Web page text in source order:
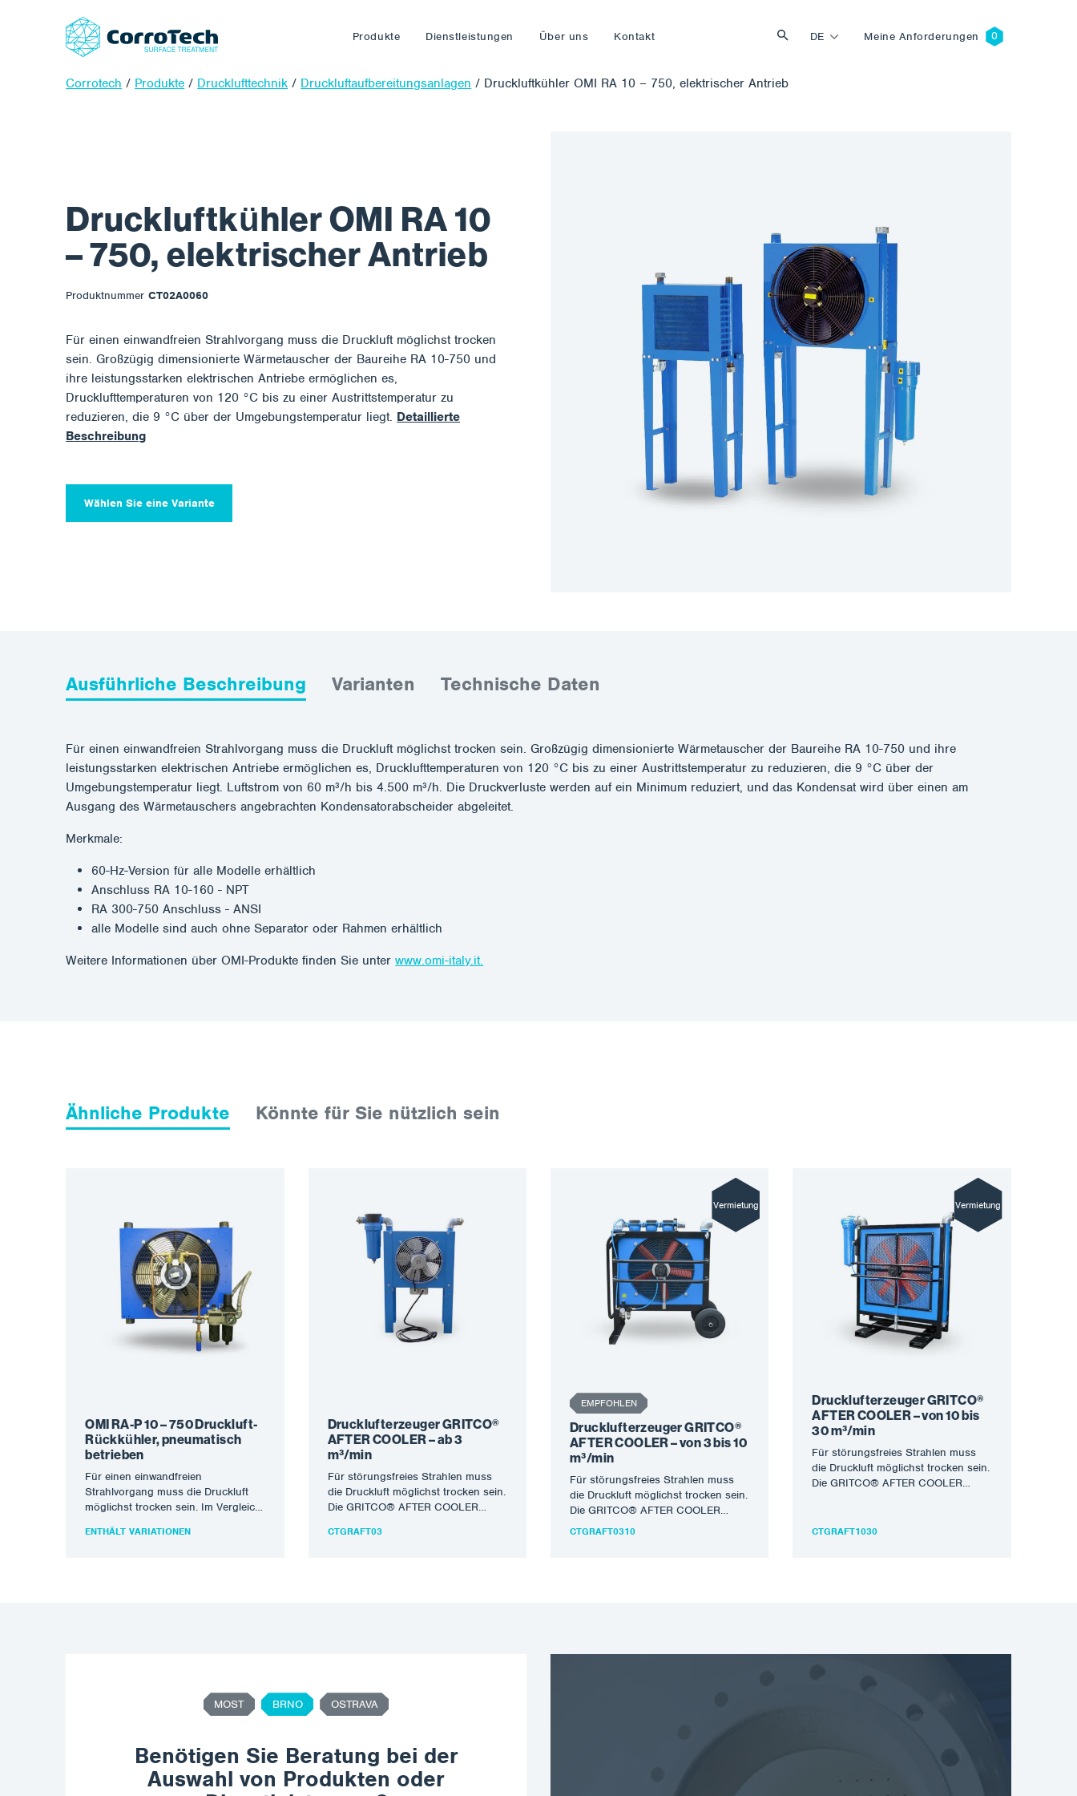
Produkte Dienstleistungen Über uns Kontakt DE Meine Anforderungen
Corrotech / Produkte / Drucklufttechnik / Druckluftaufbereitungsanlagen / Druckluftkühler OMI RA 10 – 750, elektrischer Antrieb
Druckluftkühler OMI RA 10
– 750, elektrischer Antrieb
Produktnummer CT02A0060
Für einen einwandfreien Strahlvorgang muss die Druckluft möglichst trocken
sein. Großzügig dimensionierte Wärmetauscher der Baureihe RA 10-750 und
ihre leistungsstarken elektrischen Antriebe ermöglichen es,
Drucklufttemperaturen von 120 °C bis zu einer Austrittstemperatur zu
reduzieren, die 9 °C über der Umgebungstemperatur liegt. Detaillierte
Beschreibung
Wählen Sie eine Variante
Ausführliche Beschreibung Varianten Technische Daten
Für einen einwandfreien Strahlvorgang muss die Druckluft möglichst trocken sein. Großzügig dimensionierte Wärmetauscher der Baureihe RA 10-750 und ihre
leistungsstarken elektrischen Antriebe ermöglichen es, Drucklufttemperaturen von 120 °C bis zu einer Austrittstemperatur zu reduzieren, die 9 °C über der
Umgebungstemperatur liegt. Luftstrom von 60 m³/h bis 4.500 m³/h. Die Druckverluste werden auf ein Minimum reduziert, und das Kondensat wird über einen am
Ausgang des Wärmetauschers angebrachten Kondensatorabscheider abgeleitet.
Merkmale:
60-Hz-Version für alle Modelle erhältlich
Anschluss RA 10-160 - NPT
RA 300-750 Anschluss - ANSI
alle Modelle sind auch ohne Separator oder Rahmen erhältlich
Weitere Informationen über OMI-Produkte finden Sie unterwww.omi-italy.it.
Ähnliche Produkte Könnte für Sie nützlich sein
OMI RA-P 10 – 750 Druckluft-
Rückkühler, pneumatisch
betrieben
Für einen einwandfreien
Strahlvorgang muss die Druckluft
möglichst trocken sein. Im Vergleich
wird ein pneumatisches…
ENTHÄLT VARIATIONEN
Drucklufterzeuger GRITCO®
AFTER COOLER – ab 3
m³/min
Für störungsfreies Strahlen muss
die Druckluft möglichst trocken sein.
Die GRITCO® AFTER COOLER
entwickelt, um die…
CTGRAFT03
EMPFOHLEN
Vermietung
Drucklufterzeuger GRITCO®
AFTER COOLER – von 3 bis 10
m³/min
Für störungsfreies Strahlen muss
die Druckluft möglichst trocken sein.
Die GRITCO® AFTER COOLER
Reihe von Nachkühlern wurde
CTGRAFT0310
Vermietung
Drucklufterzeuger GRITCO®
AFTER COOLER – von 10 bis
30 m³/min
Für störungsfreies Strahlen muss
die Druckluft möglichst trocken sein.
Die GRITCO® AFTER COOLER
CTGRAFT1030
MOST BRNO OSTRAVA
Benötigen Sie Beratung bei der
Auswahl von Produkten oder